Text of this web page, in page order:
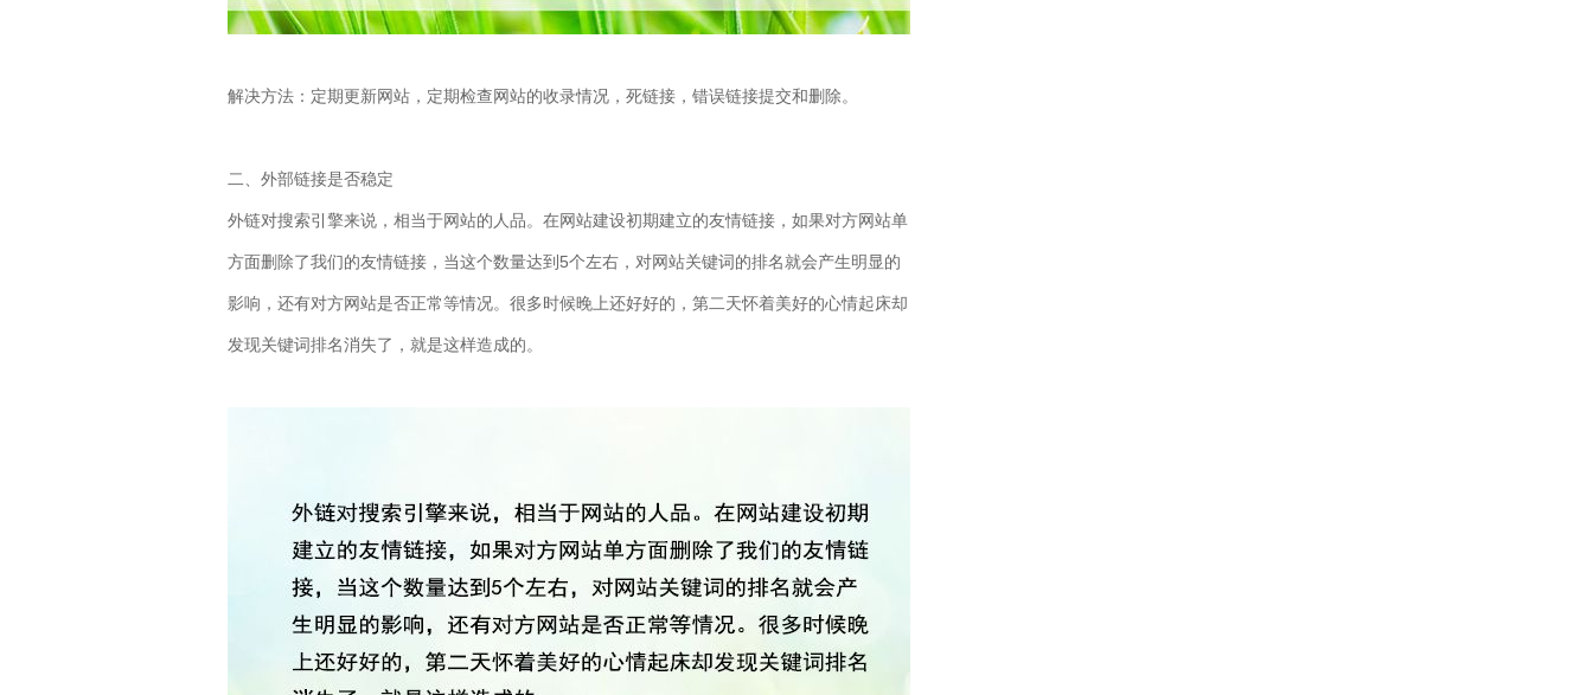
解决方法：定期更新网站，定期检查网站的收录情况，死链接，错误链接提交和删除。
二、外部链接是否稳定
外链对搜索引擎来说，相当于网站的人品。在网站建设初期建立的友情链接，如果对方网站单
方面删除了我们的友情链接，当这个数量达到5个左右，对网站关键词的排名就会产生明显的
影响，还有对方网站是否正常等情况。很多时候晚上还好好的，第二天怀着美好的心情起床却
发现关键词排名消失了，就是这样造成的。